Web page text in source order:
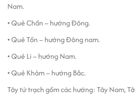
Nam.
• Quẻ Chấn – hướng Đông.
• Quẻ Tốn – hướng Đông nam.
• Quẻ Li – hướng Nam.
• Quẻ Khảm – hướng Bắc.
Tây tứ trạch gồm các hướng: Tây Nam,